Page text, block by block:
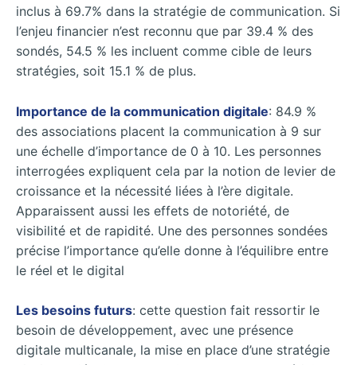
inclus à 69.7% dans la stratégie de communication. Si
l’enjeu financier n’est reconnu que par 39.4 % des
sondés, 54.5 % les incluent comme cible de leurs
stratégies, soit 15.1 % de plus.
Importance de la communication digitale: 84.9 %
des associations placent la communication à 9 sur
une échelle d’importance de 0 à 10. Les personnes
interrogées expliquent cela par la notion de levier de
croissance et la nécessité liées à l’ère digitale.
Apparaissent aussi les effets de notoriété, de
visibilité et de rapidité. Une des personnes sondées
précise l’importance qu’elle donne à l’équilibre entre
le réel et le digital
Les besoins futurs: cette question fait ressortir le
besoin de développement, avec une présence
digitale multicanale, la mise en place d’une stratégie